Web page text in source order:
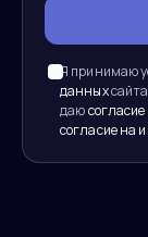
Я принимаю
данных
даю
согласие на